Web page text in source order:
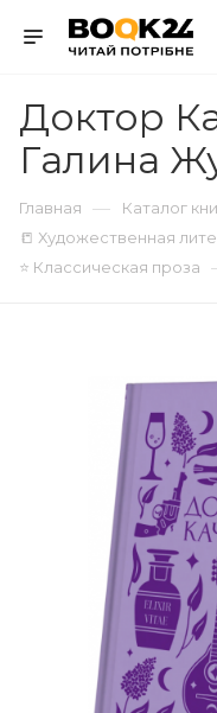
Доктор
Галина
Главная — Каталог
📒 Художественная
⭐ Классическая проза